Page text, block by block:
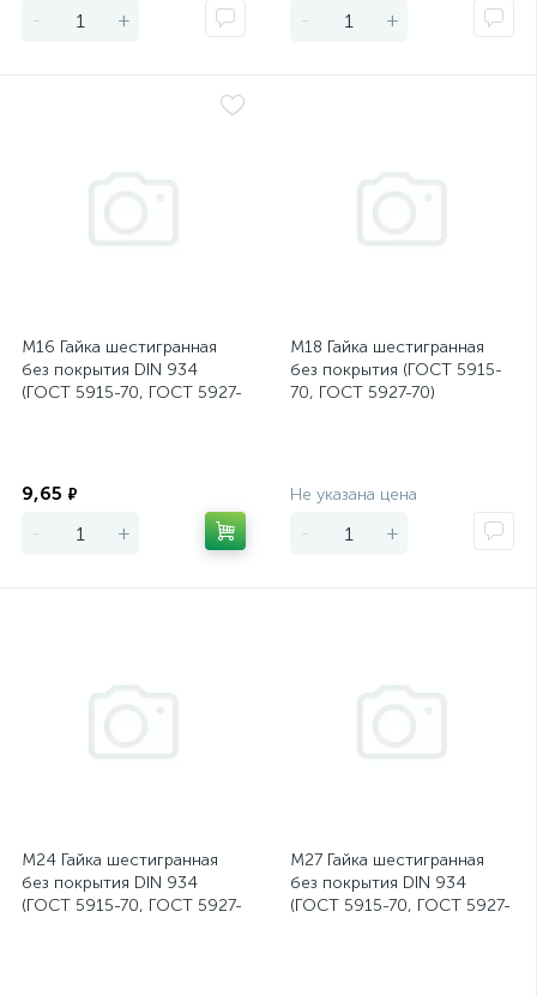
- + - +
М16 Гайка шестигранная
без покрытия DIN 934
(ГОСТ 5915-70, ГОСТ 5927-
9,65 ₽
- +
М18 Гайка шестигранная
без покрытия (ГОСТ 5915-
70, ГОСТ 5927-70)
Не указана цена
- +
М24 Гайка шестигранная
без покрытия DIN 934
(ГОСТ 5915-70, ГОСТ 5927-
М27 Гайка шестигранная
без покрытия DIN 934
(ГОСТ 5915-70, ГОСТ 5927-